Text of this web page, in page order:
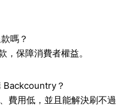
嗎？
保障消費者權益。
Backcountry？
費用低，並且能解決刷不過